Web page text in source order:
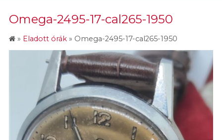
Omega-2495-17-cal265-1950
» Eladott órák » Omega-2495-17-cal265-1950